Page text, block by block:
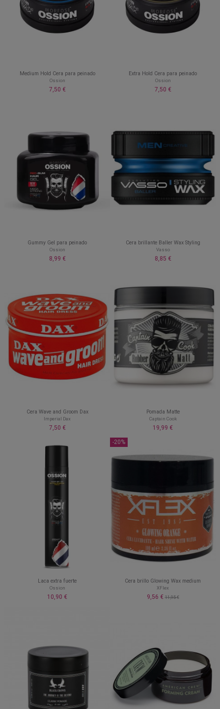
Medium Hold Cera para peinado
Ossion
7,50 €
Extra Hold Cera para peinado
Ossion
7,50 €
Gummy Gel para peinado
Ossion
8,99 €
Cera brillante Baller Wax Styling
Vasso
8,85 €
Cera Wave and Groom Dax
Imperial Dax
7,50 €
Pomada Matte
Captain Cook
19,99 €
Laca extra fuerte
Ossion
10,90 €
-20%
Cera brillo Glowing Wax medium
XFlex
9,56 €11,95 €